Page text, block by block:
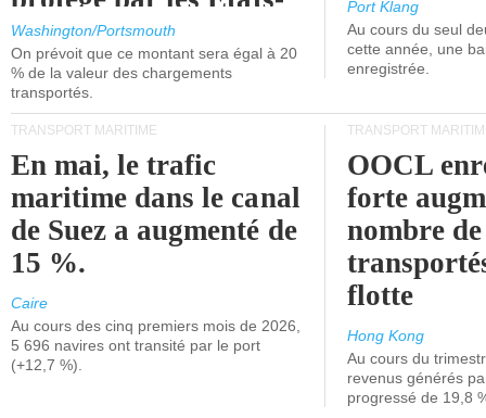
Unis.
Washington/Portsmouth
On prévoit que ce montant sera égal à 20
% de la valeur des chargements
transportés.
Port Klang
Au cours du seul
cette année, une
enregistrée.
TRANSPORT MARITIME
En mai, le trafic
maritime dans le canal
de Suez a augmenté de
15 %.
Caire
Au cours des cinq premiers mois de 2026,
5 696 navires ont transité par le port
(+12,7 %).
TRANSPORT
OOCL
forte
nombre
flotte
Hong Kong
Au cours du
revenus générés
progressé de 19,8